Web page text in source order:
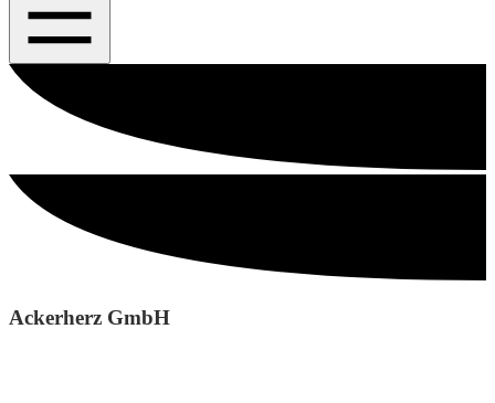
Ackerherz GmbH